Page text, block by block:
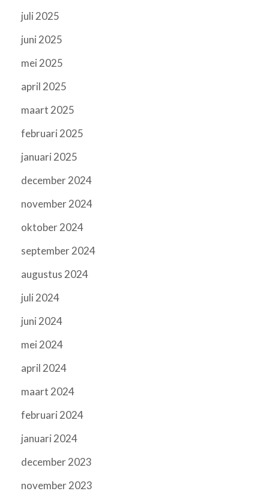
juli 2025
juni 2025
mei 2025
april 2025
maart 2025
februari 2025
januari 2025
december 2024
november 2024
oktober 2024
september 2024
augustus 2024
juli 2024
juni 2024
mei 2024
april 2024
maart 2024
februari 2024
januari 2024
december 2023
november 2023